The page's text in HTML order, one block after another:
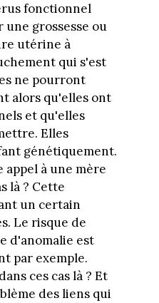
fonctionnel
une grossesse ou
utérine à
qui s'est
ne pourront
alors qu'elles ont
et qu'elles
Elles
génétiquement.
appel à une mère
là ? Cette
un certain
Le risque de
d'anomalie est
par exemple.
ces cas là ? Et
des liens qui